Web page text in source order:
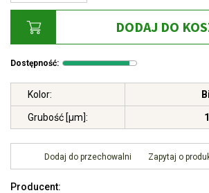
DODAJ DO
Dostępność:
Kolor:
Grubość [μm]:
Dodaj do przechowalni Zapytaj o
Producent: